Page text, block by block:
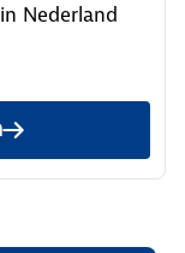
Nederland